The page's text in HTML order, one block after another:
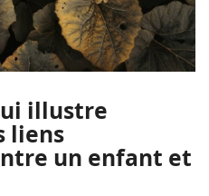
illustre
liens
un enfant et